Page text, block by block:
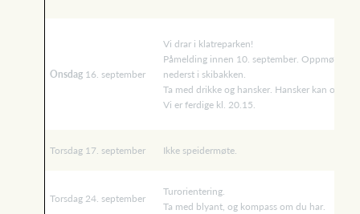
Onsdag16. september
Vi drar i klatreparken!
Påmelding innen 10. september. Oppmøte kl.
nederst i skibakken.
Ta med drikke og hansker. Hansker kan også
Vi er ferdige kl. 20.15.
Torsdag 17. september Ikke speidermøte.
Torsdag 24. september
Turorientering.
Ta med blyant, og kompass om du har.